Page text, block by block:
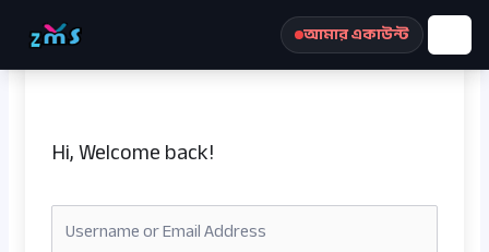
আমার একাউন্ট
Hi, Welcome back!